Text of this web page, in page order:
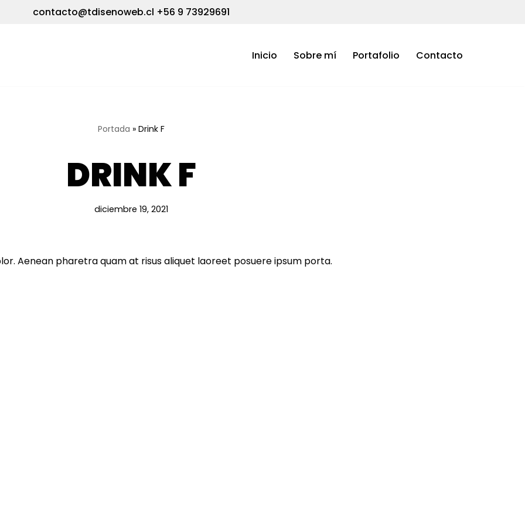
contacto@tdisenoweb.cl +56 9 73929691
Inicio Sobre mí Portafolio Contacto
Portada » Drink F
DRINK F
diciembre 19, 2021
Aenean pharetra quam at risus aliquet laoreet posuere ipsum porta.